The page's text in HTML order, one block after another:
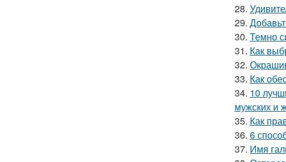
28.
29.
30. Темно
31. Как
32.
33. Как
34. 10
мужских и
35. Как
36. 6
37. Имя